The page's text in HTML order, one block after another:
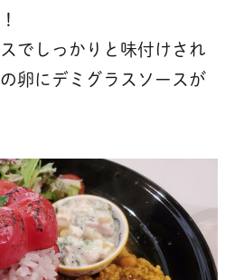
でしっかりと味付けされ
卵にデミグラスソースが